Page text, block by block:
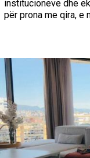
institucioneve dhe
për prona me qira, e